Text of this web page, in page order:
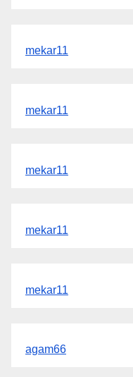
mekar11
mekar11
mekar11
mekar11
mekar11
agam66